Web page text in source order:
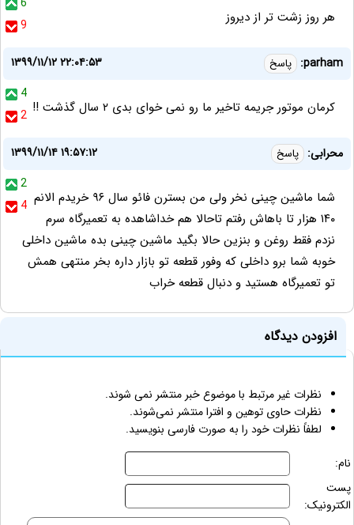
9
هر روز زشت تر از دیروز
parham: پاسخ
۱۳۹۹/۱۱/۱۲ ۲۲:۰۴:۵۳
4
2
کرمان موتور جریمه تاخیر ما رو نمی خوای بدی ۲ سال گذشت !!
محرابی: پاسخ
۱۳۹۹/۱۱/۱۴ ۱۹:۵۷:۱۲
2
4 شما ماشین چینی نخر ولی من بسترن فائو سال ۹۶ خریدم الانم
۱۴۰ هزار تا باهاش رفتم تاحالا هم خداشاهده به تعمیرگاه سرم
نزدم فقط روغن و بنزین حالا بگید ماشین چینی بده ماشین داخلی
خوبه شما برو داخلی که وفور قطعه تو بازار داره بخر منتهی همش
تو تعمیرگاه هستید و دنبال قطعه خراب
افزودن دیدگاه
نظرات غیر مرتبط با موضوع خبر منتشر نمی شوند.
نظرات حاوی توهین و افترا منتشر نمی‌شوند.
لطفاً نظرات خود را به صورت فارسی بنویسید.
نام:
پست
الکترونیک: